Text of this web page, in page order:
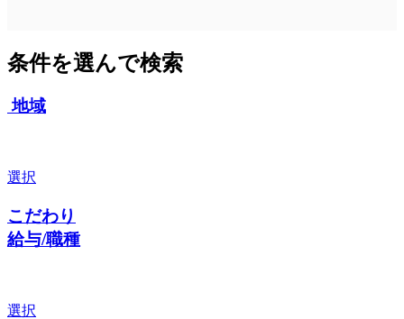
条件を選んで検索
地域
選択
こだわり
給与/職種
選択